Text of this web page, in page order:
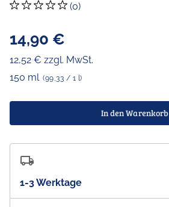
(0)
14,90 €
12,52 € zzgl. MwSt.
150 ml (99,33 / 1 l)
In den Warenkorb
1-3 Werktage